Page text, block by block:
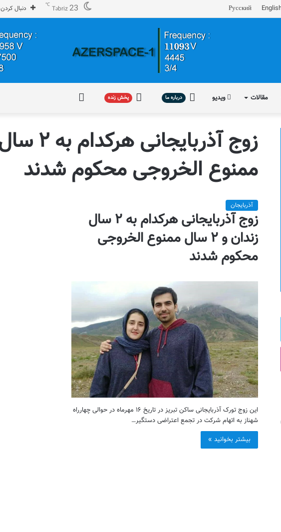
Русский دنبال کردن Təbriz 23
℃
مقالات ویدیو درباره
درباره ما پخش
پخش زنده
ممنوع الخروجی محکوم شدند
آذربایجان
زوج آذربایجانی هرکدام به ۲ سال
زندان و ۲ سال ممنوع الخروجی
محکوم شدند
این زوج تورک آذربایجانی ساکن تبریز در تاریخ ۱۶ مهرماه در حوالی چهارراه
شهناز به اتهام شرکت در تجمع اعتراضی دستگیر…
بیشتر بخوانید »